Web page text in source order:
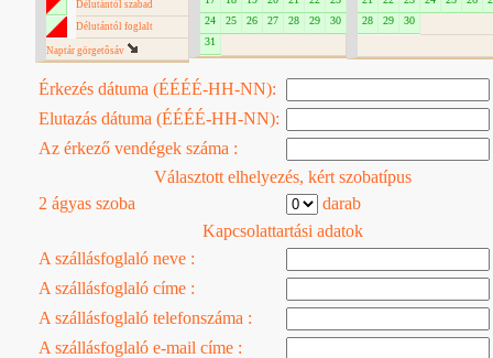
Délutántól szabad
Délutántól foglalt
Naptár görgetôsáv
24
25 26 27 28 29
30
31
28
29 30
Érkezés dátuma (ÉÉÉÉ-HH-NN):
Elutazás dátuma (ÉÉÉÉ-HH-NN):
Az érkező vendégek száma :
Választott elhelyezés, kért szobatípus
2 ágyas szoba
darab
Kapcsolattartási adatok
A szállásfoglaló neve :
A szállásfoglaló címe :
A szállásfoglaló telefonszáma :
A szállásfoglaló e-mail címe :